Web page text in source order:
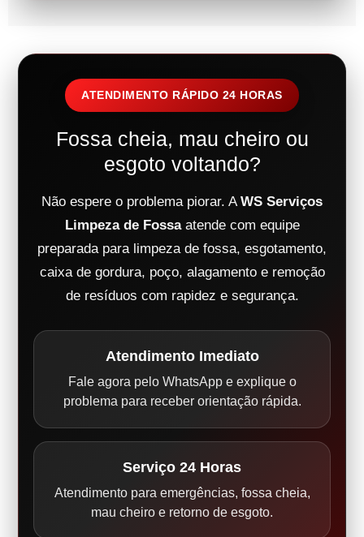
ATENDIMENTO RÁPIDO 24 HORAS
Fossa cheia, mau cheiro ou
esgoto voltando?
Não espere o problema piorar. A WS Serviços
Limpeza de Fossaatende com equipe
preparada para limpeza de fossa, esgotamento,
caixa de gordura, poço, alagamento e remoção
de resíduos com rapidez e segurança.
Atendimento Imediato
Fale agora pelo WhatsApp e explique o
problema para receber orientação rápida.
Serviço 24 Horas
Atendimento para emergências, fossa cheia,
mau cheiro e retorno de esgoto.